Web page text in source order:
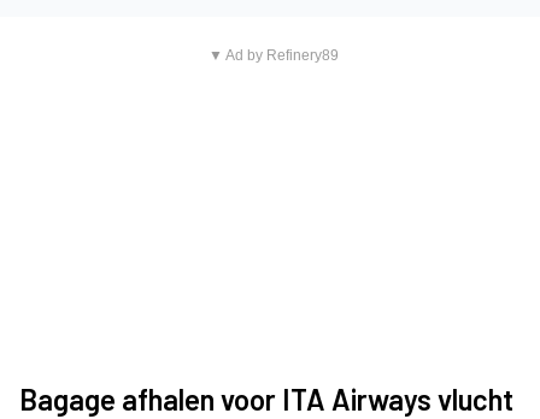
▼ Ad by Refinery89
Bagage afhalen voor ITA Airways vlucht